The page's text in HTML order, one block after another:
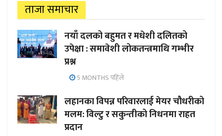
ताजा समाचार
नयाँ दलको बहुमत र मधेशी दलितको
उपेक्षा : समावेशी लोकतन्त्रमाथि गम्भीर
प्रश्न
5 MONTHS पहिले
लहानका विपन्न परिवारलाई मेयर चौधरीको
मलम: विल्टु र सकुन्तीको निधनमा राहत
प्रदान